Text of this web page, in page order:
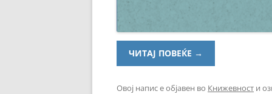
ЧИТАЈ ПОВЕЌЕ →
Овој напис е објавен во Книжевност и